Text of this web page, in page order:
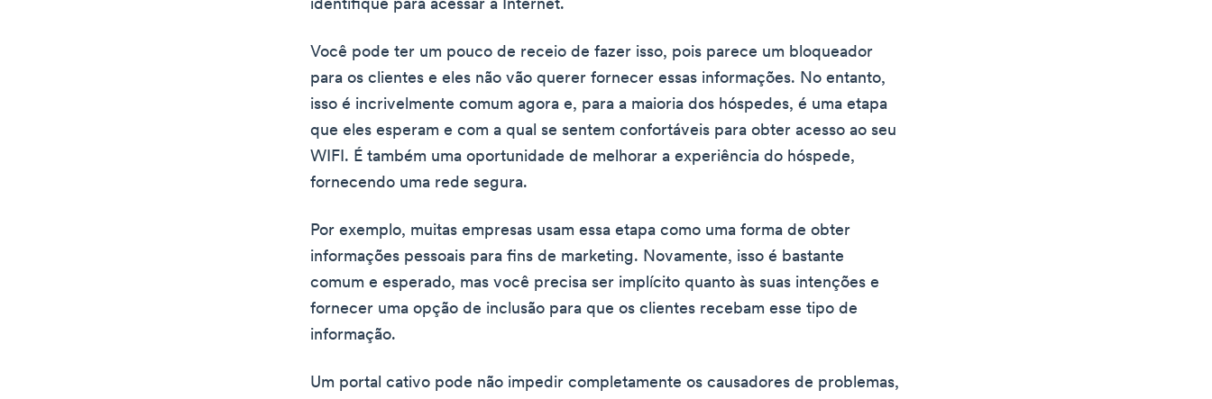
identifique para acessar a Internet.
Você pode ter um pouco de receio de fazer isso, pois parece um bloqueador
para os clientes e eles não vão querer fornecer essas informações. No entanto,
isso é incrivelmente comum agora e, para a maioria dos hóspedes, é uma etapa
que eles esperam e com a qual se sentem confortáveis para obter acesso ao seu
WIFI. É também uma oportunidade de melhorar a experiência do hóspede,
fornecendo uma rede segura.
Por exemplo, muitas empresas usam essa etapa como uma forma de obter
informações pessoais para fins de marketing. Novamente, isso é bastante
comum e esperado, mas você precisa ser implícito quanto às suas intenções e
fornecer uma opção de inclusão para que os clientes recebam esse tipo de
informação.
Um portal cativo pode não impedir completamente os causadores de problemas,